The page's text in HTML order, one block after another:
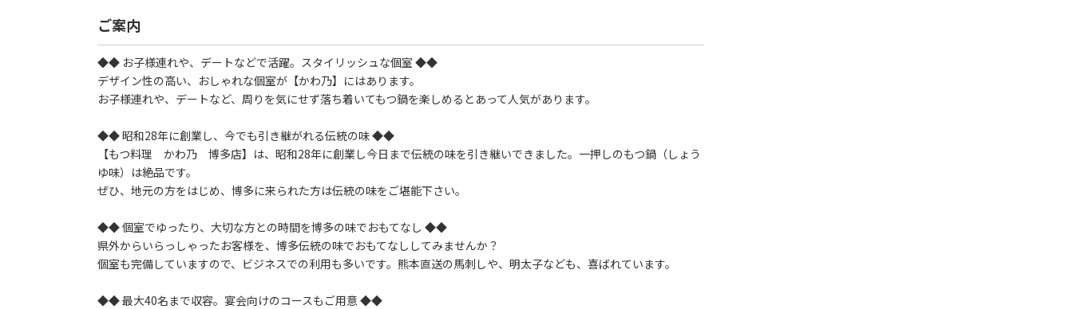
ご案内
◆◆ お子様連れや、デートなどで活躍。スタイリッシュな個室 ◆◆
デザイン性の高い、おしゃれな個室が【かわ乃】にはあります。
お子様連れや、デートなど、周りを気にせず落ち着いてもつ鍋を楽しめるとあって人気があります。
◆◆ 昭和28年に創業し、今でも引き継がれる伝統の味 ◆◆
【もつ料理 かわ乃 博多店】は、昭和28年に創業し今日まで伝統の味を引き継いできました。一押しのもつ鍋（しょう
ゆ味）は絶品です。
ぜひ、地元の方をはじめ、博多に来られた方は伝統の味をご堪能下さい。
◆◆ 個室でゆったり、大切な方との時間を博多の味でおもてなし ◆◆
県外からいらっしゃったお客様を、博多伝統の味でおもてなししてみませんか？
個室も完備していますので、ビジネスでの利用も多いです。熊本直送の馬刺しや、明太子なども、喜ばれています。
◆◆ 最大40名まで収容。宴会向けのコースもご用意 ◆◆